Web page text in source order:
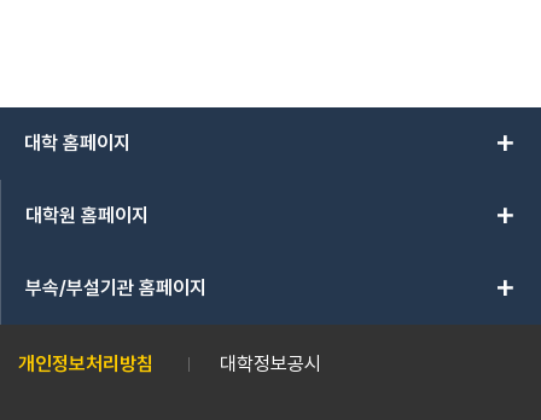
대학 홈페이지 add
대학원 홈페이지 add
부속/부설기관 홈페이지 add
개인정보처리방침 대학정보공시